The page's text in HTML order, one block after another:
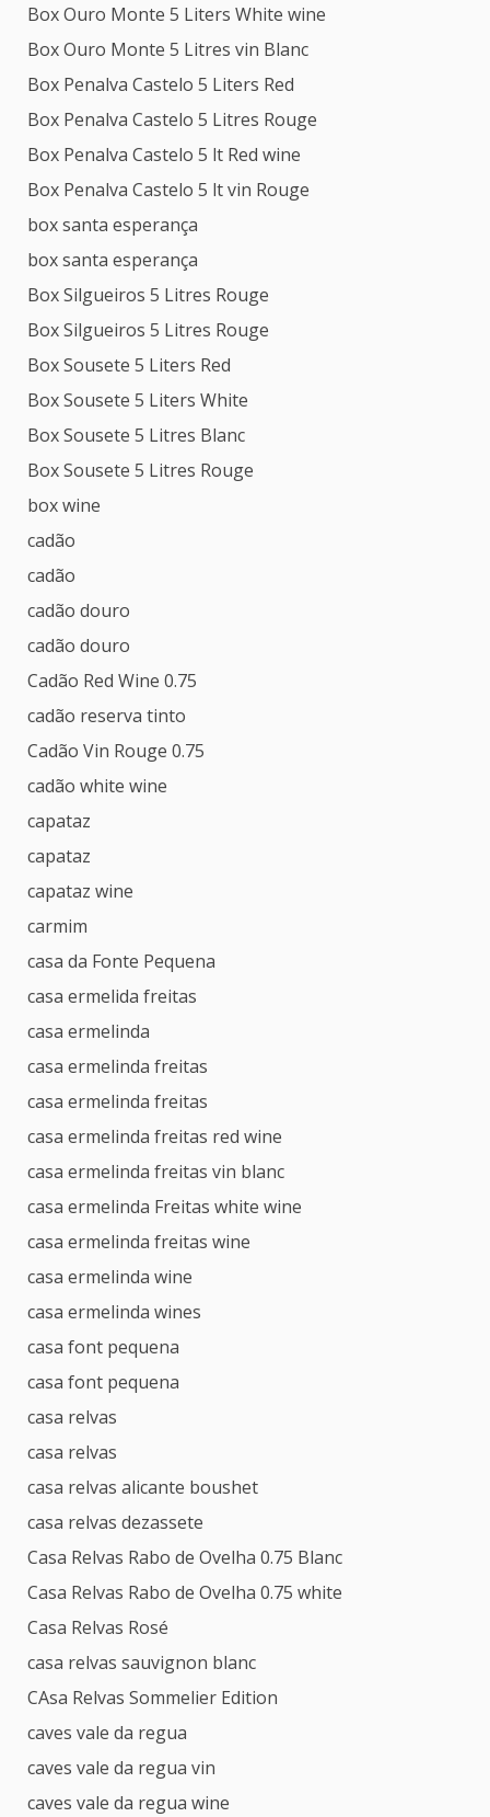
Box Ouro Monte 5 Liters White wine
Box Ouro Monte 5 Litres vin Blanc
Box Penalva Castelo 5 Liters Red
Box Penalva Castelo 5 Litres Rouge
Box Penalva Castelo 5 lt Red wine
Box Penalva Castelo 5 lt vin Rouge
box santa esperança
box santa esperança
Box Silgueiros 5 Litres Rouge
Box Silgueiros 5 Litres Rouge
Box Sousete 5 Liters Red
Box Sousete 5 Liters White
Box Sousete 5 Litres Blanc
Box Sousete 5 Litres Rouge
box wine
cadão
cadão
cadão douro
cadão douro
Cadão Red Wine 0.75
cadão reserva tinto
Cadão Vin Rouge 0.75
cadão white wine
capataz
capataz
capataz wine
carmim
casa da Fonte Pequena
casa ermelida freitas
casa ermelinda
casa ermelinda freitas
casa ermelinda freitas
casa ermelinda freitas red wine
casa ermelinda freitas vin blanc
casa ermelinda Freitas white wine
casa ermelinda freitas wine
casa ermelinda wine
casa ermelinda wines
casa font pequena
casa font pequena
casa relvas
casa relvas
casa relvas alicante boushet
casa relvas dezassete
Casa Relvas Rabo de Ovelha 0.75 Blanc
Casa Relvas Rabo de Ovelha 0.75 white
Casa Relvas Rosé
casa relvas sauvignon blanc
CAsa Relvas Sommelier Edition
caves vale da regua
caves vale da regua vin
caves vale da regua wine